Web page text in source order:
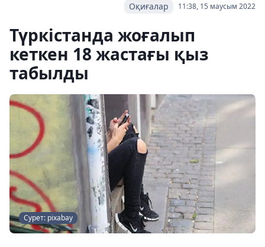
11:38, 15 маусым 2022
Оқиғалар
Түркістанда жоғалып
кеткен 18 жастағы қыз
табылды
Сурет: pixabay